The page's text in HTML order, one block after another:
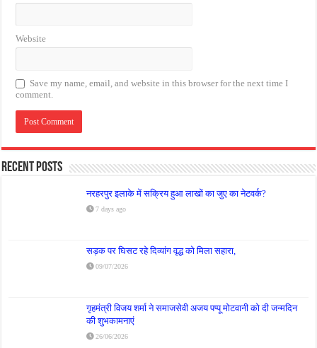
Website
Save my name, email, and website in this browser for the next time I
comment.
Recent Posts
नरहरपुर इलाके में सक्रिय हुआ लाखों का जुए का नेटवर्क?
7 days ago
सड़क पर घिसट रहे दिव्यांग वृद्ध को मिला सहारा,
09/07/2026
गृहमंत्री विजय शर्मा ने समाजसेवी अजय पप्पू मोटवानी को दी जन्मदिन
की शुभकामनाएं
26/06/2026